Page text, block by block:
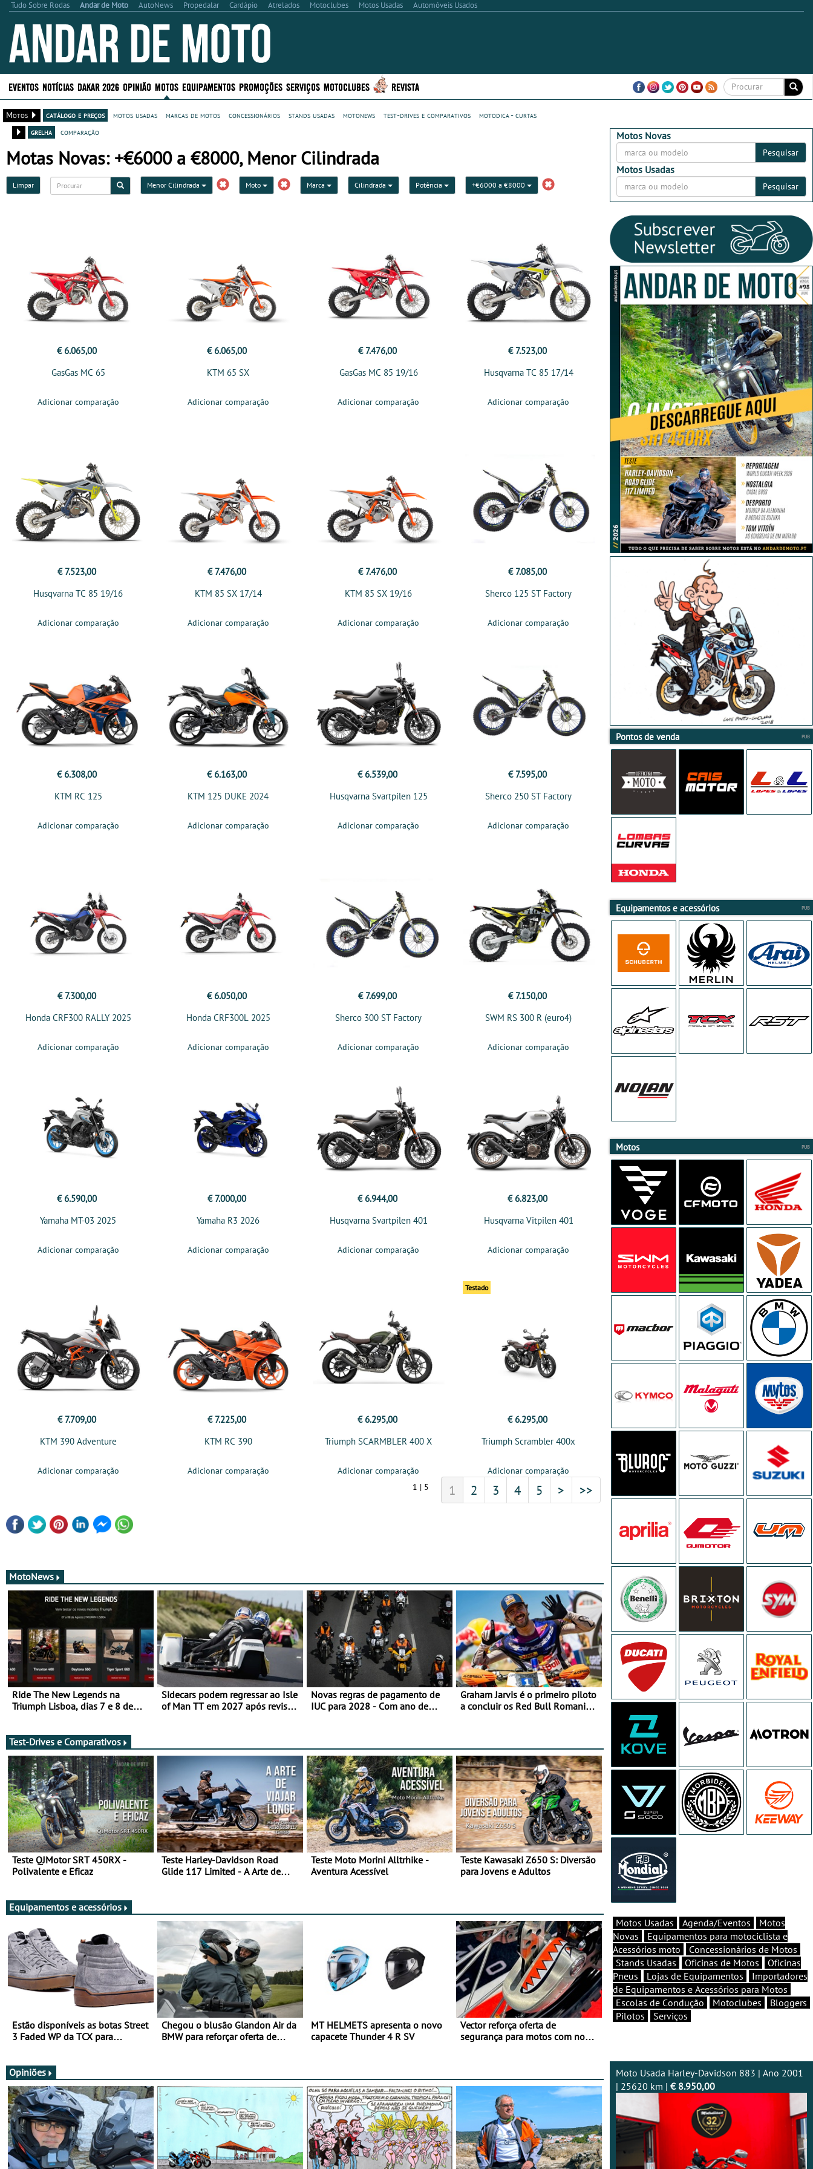
Tudo Sobre Rodas Andar de Moto AutoNews Propedalar Cardápio Atrelados Motoclubes Motos Usadas Automóveis Usados
EVENTOS NOTÍCIAS DAKAR 2026 OPINIÃO MOTOS EQUIPAMENTOS PROMOÇÕES SERVIÇOS MOTOCLUBES REVISTA
Motos catálogo e preços motos usadas marcas de motos concessionários stands usadas motonews test-drives e comparativos
motodica - curtas
grelha
comparação
Motas Novas: +€6000 a €8000, Menor Cilindrada
Limpar Menor Cilindrada Moto Marca Cilindrada Potência +€6000 a €8000
€ 6.065,00
GasGas MC 65
Adicionar comparação
€ 6.065,00
KTM 65 SX
Adicionar comparação
€ 7.476,00
GasGas MC 85 19/16
Adicionar comparação
€ 7.523,00
Husqvarna TC 85 17/14
Adicionar comparação
€ 7.523,00
Husqvarna TC 85 19/16
Adicionar comparação
€ 7.476,00
KTM 85 SX 17/14
Adicionar comparação
€ 7.476,00
KTM 85 SX 19/16
Adicionar comparação
€ 7.085,00
Sherco 125 ST Factory
Adicionar comparação
€ 6.308,00
KTM RC 125
Adicionar comparação
€ 6.163,00
KTM 125 DUKE 2024
Adicionar comparação
€ 6.539,00
Husqvarna Svartpilen 125
Adicionar comparação
€ 7.595,00
Sherco 250 ST Factory
Adicionar comparação
€ 7.300,00
Honda CRF300 RALLY 2025
Adicionar comparação
€ 6.050,00
Honda CRF300L 2025
Adicionar comparação
€ 7.699,00
Sherco 300 ST Factory
Adicionar comparação
€ 7.150,00
SWM RS 300 R (euro4)
Adicionar comparação
€ 6.590,00
Yamaha MT-03 2025
Adicionar comparação
€ 7.000,00
Yamaha R3 2026
Adicionar comparação
€ 6.944,00
Husqvarna Svartpilen 401
Adicionar comparação
€ 6.823,00
Husqvarna Vitpilen 401
Adicionar comparação
€ 7.709,00
KTM 390 Adventure
Adicionar comparação
€ 7.225,00
KTM RC 390
Adicionar comparação
€ 6.295,00
Triumph SCARMBLER 400 X
Adicionar comparação
Testado
€ 6.295,00
Triumph Scrambler 400x
Adicionar comparação
1 | 5
1 2 3 4 5 > >>
MotoNews
Ride The New Legends na
Triumph Lisboa, dias 7 e 8 de
Sidecars podem regressar ao Isle
of Man TT em 2027 após revisão
Novas regras de pagamento de
IUC para 2028 - Com ano de
Graham Jarvis é o primeiro piloto
a concluir os Red Bull Romaniacs
Test-Drives e Comparativos
Teste QJMotor SRT 450RX -
Polivalente e Eficaz
Teste Harley-Davidson Road
Glide 117 Limited - A Arte de
Teste Moto Morini Alltrhike -
Aventura Acessível
Teste Kawasaki Z650 S: Diversão
para Jovens e Adultos
Equipamentos e acessórios
Estão disponíveis as botas Street
3 Faded WP da TCX para
Chegou o blusão Glandon Air da
BMW para reforçar oferta de
MT HELMETS apresenta o novo
capacete Thunder 4 R SV
Vector reforça oferta de
segurança para motos com nova
Opiniões
Motos Novas
Pesquisar
Motos Usadas
Pesquisar
Pontos de venda
Equipamentos e acessórios
Motos
Motos Usadas Agenda/Eventos
Motos
Novas
Equipamentos para motociclista e
Acessórios moto
Concessionários de Motos
Stands Usadas
Oficinas de Motos
Oficinas
Pneus
Lojas de Equipamentos
Importadores
de Equipamentos e Acessórios para Motos
Escolas de Condução
Motoclubes
Bloggers
Pilotos
Serviços
Moto Usada Harley-Davidson 883 | Ano 2001
| 25620 km | € 8.950,00